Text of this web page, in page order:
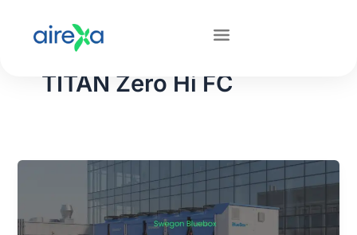
content
TITAN Zero Hi FC